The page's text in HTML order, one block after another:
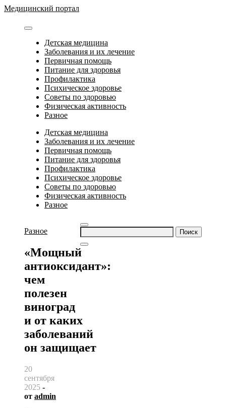
Перейти
содержимому
Медицинский портал
Детская медицина
Заболевания и их лечение
Первичная помощь
Питание для здоровья
Профилактика
Психическое здоровье
Советы по здоровью
Физическая активность
Разное
Детская медицина
Заболевания и их лечение
Первичная помощь
Питание для здоровья
Профилактика
Психическое здоровье
Советы по здоровью
Физическая активность
Разное
Найти:
Разное
«Мощный
антиоксидант»:
чем
полезен
виноград
и от каких
заболеваний
он защищает
20
сентября
2025 -
от admin